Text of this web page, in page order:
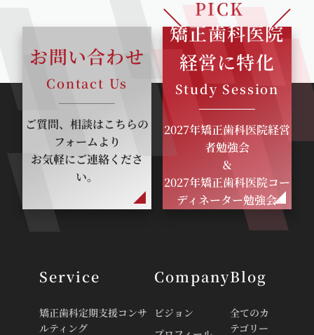
PICK
UP
矯正歯科医院
経営に特化
Study Session
2027年矯正歯科医院経営
者勉強会
＆
2027年矯正歯科医院コー
ディネーター勉強会
お問い合わせ
Contact Us
ご質問、相談はこちらの
フォームより
お気軽にご連絡くださ
い。
Service
矯正歯科定期支援コンサ
ルティング
Company
ビジョン
Blog
全てのカ
テゴリー